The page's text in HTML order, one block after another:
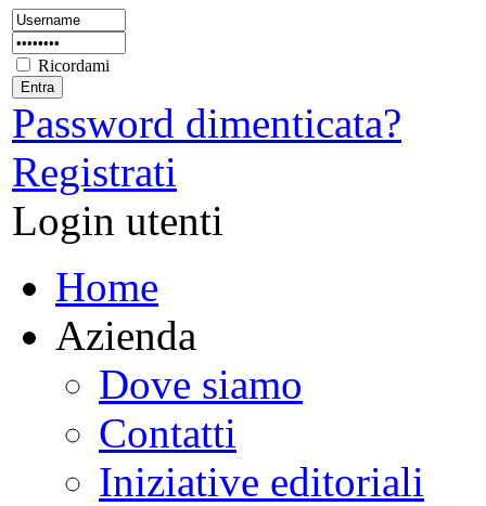
Ricordami
Password dimenticata?
Registrati
Login utenti
Home
Azienda
Dove siamo
Contatti
Iniziative editoriali